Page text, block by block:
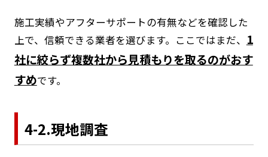
施工実績やアフターサポートの有無などを確認した
上で、信頼できる業者を選びます。ここではまだ、 1
社に絞らず複数社から見積もりを取るのがおす
すめです。
4-2.現地調査